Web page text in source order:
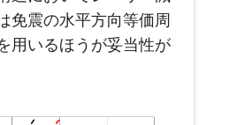
免震の水平方向等価周
用いるほうが妥当性が